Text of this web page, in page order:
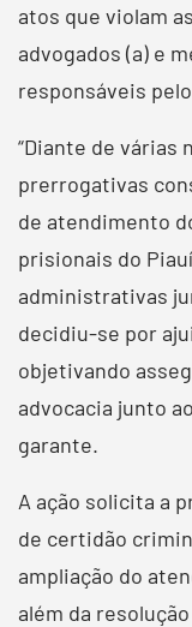
atos que violam
advogados (a) e
responsáveis
“Diante de várias
prerrogativas
de atendimento
prisionais do
administrativas
decidiu-se por
objetivando
advocacia junto
garante.
A ação solicita a
de certidão
ampliação do
além da